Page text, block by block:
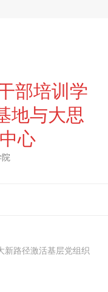
部培训学
地与大思
心
院
新路径激活基层党组织